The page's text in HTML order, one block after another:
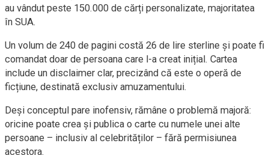
au vândut peste 150.000 de cărți personalizate, majoritatea
în SUA.
Un volum de 240 de pagini costă 26 de lire sterline și poate fi
comandat doar de persoana care l-a creat inițial. Cartea
include un disclaimer clar, precizând că este o operă de
ficțiune, destinată exclusiv amuzamentului.
Deși conceptul pare inofensiv, rămâne o problemă majoră:
oricine poate crea și publica o carte cu numele unei alte
persoane – inclusiv al celebrităților – fără permisiunea
acestora.